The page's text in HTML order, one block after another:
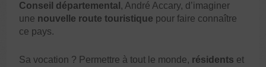
Conseil départemental , André Accary, d’imaginer
une nouvelle route touristique pour faire connaître
ce pays.
Sa vocation ? Permettre à tout le monde, résidents et